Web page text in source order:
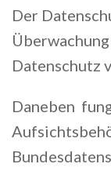
Der
Datenschutz
Daneben